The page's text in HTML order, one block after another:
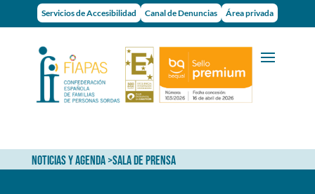
Servicios de Accesibilidad Canal de Denuncias Área privada
NOTICIAS Y AGENDA>SALA DE PRENSA